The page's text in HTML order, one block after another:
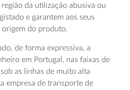
da utilização abusiva ou
e garantem aos seus
origem do produto.
de forma expressiva, a
em Portugal, nas faixas de
as linhas de muito alta
empresa de transporte de